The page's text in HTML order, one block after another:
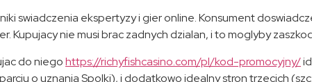
swiadczenia ekspertyzy i gier online. Konsument
Kupujacy nie musi brac zadnych dzialan, i to moglyby
do niegohttps://richyfishcasino.com/pl/kod-promocyjny/
o uznania Spolki), i dodatkowo idealny stron trzecich